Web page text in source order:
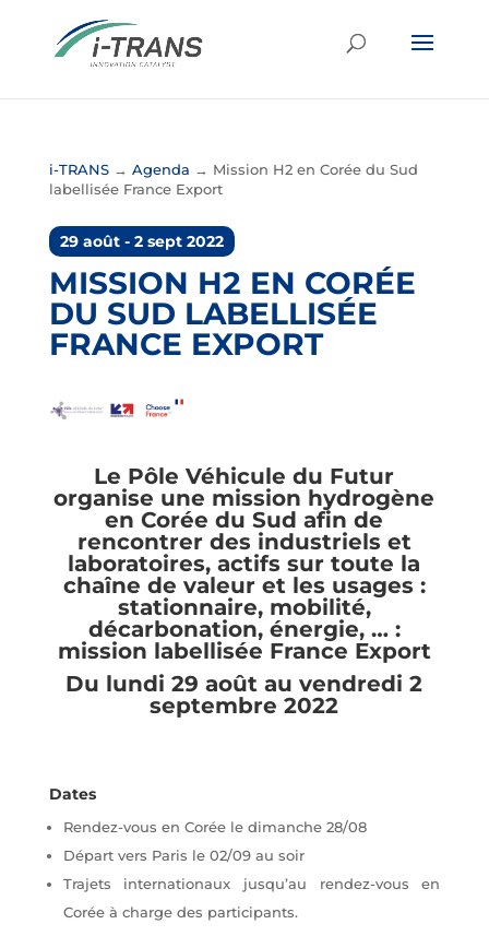
i-TRANS→ Agenda → Mission H2 en Corée du Sud
labellisée France Export
29 août - 2 sept 2022
MISSION H2 EN CORÉE
DU SUD LABELLISÉE
FRANCE EXPORT
Le Pôle Véhicule du Futur
organise une mission hydrogène
en Corée du Sud afin de
rencontrer des industriels et
laboratoires, actifs sur toute la
chaîne de valeur et les usages :
stationnaire, mobilité,
décarbonation, énergie, … :
mission labellisée France Export
Du lundi 29 août au vendredi 2
septembre 2022
Dates
Rendez-vous en Corée le dimanche 28/08
Départ vers Paris le 02/09 au soir
Trajets internationaux jusqu’au rendez-vous en
Corée à charge des participants.